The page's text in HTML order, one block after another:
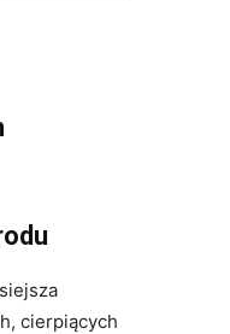
cierpiących